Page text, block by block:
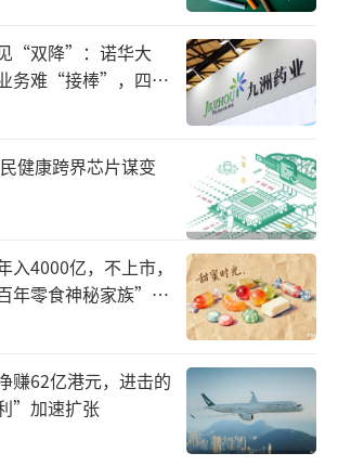
中，宽基类ETF占比高达74%。
费医药、金融地产等行业类ETF
。在宽基类ETF中，投资于沪深
超1万亿元，占比50%左右。投
创50等指数的产品规模多为10
合计占比超过20%。A500成立
最新规模已破1150亿元，未来有
。
越来越受到投资者的青睐？
些年，主动公募基金因不尽如人
民争议，其整体投资表现跑不
金已经常态化。
“双降”：诺华大
务难“接棒”，四大
健康跨界芯片谋变
入4000亿，不上市，
年零食神秘家族”浮
赚62亿港元，进击的
”加速扩张